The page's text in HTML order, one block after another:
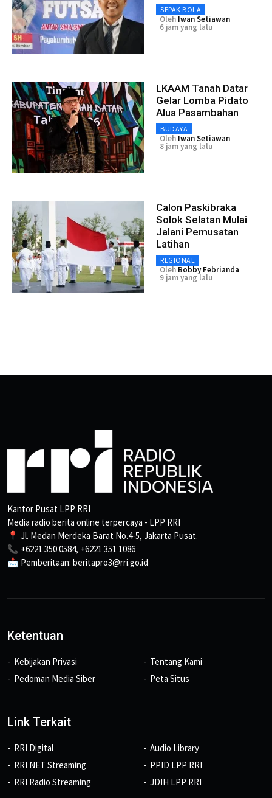
SEPAK BOLA
Oleh Iwan Setiawan
6 jam yang lalu
LKAAM Tanah Datar
Gelar Lomba Pidato
Alua Pasambahan
BUDAYA
Oleh Iwan Setiawan
8 jam yang lalu
Calon Paskibraka
Solok Selatan Mulai
Jalani Pemusatan
Latihan
REGIONAL
Oleh Bobby Febrianda
9 jam yang lalu
Kantor Pusat LPP RRI
Media radio berita online terpercaya - LPP RRI
📍 Jl. Medan Merdeka Barat No.4-5, Jakarta Pusat.
📞 +6221 350 0584, +6221 351 1086
📩 Pemberitaan: beritapro3@rri.go.id
Ketentuan
Kebijakan Privasi
Pedoman Media Siber
Tentang Kami
Peta Situs
Link Terkait
RRI Digital
RRI NET Streaming
RRI Radio Streaming
Audio Library
PPID LPP RRI
JDIH LPP RRI